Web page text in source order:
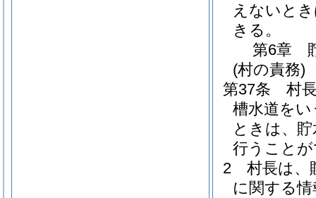
えないと
きる。
第6章
(村の責務)
第37条
村
槽水道を
ときは、
行うこと
2
村長は、
に関する